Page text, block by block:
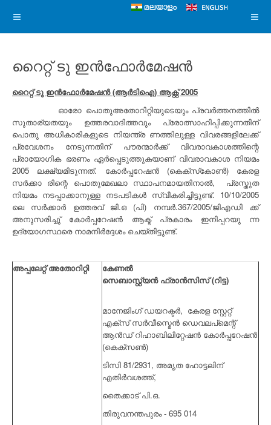
റൈറ്റ് ടു ഇൻഫോർമേഷൻ
റൈറ്റ് ടു ഇൻഫോർമേഷൻ (ആർടിഐ) ആക്റ്റ്2005
ഓരോ പൊതുഅതോറിറ്റിയുടെയും പ്രവർത്തനത്തിൽ
സുതാര്യതയും ഉത്തരവാദിത്തവും പ്രോത്സാഹിപ്പിക്കുന്നതിന്
പൊതു അധികാരികളുടെ നിയന്ത്ര ണത്തിലുള്ള വിവരങ്ങളിലേക്ക്
പ്രവേശനം നേടുന്നതിന് പൗരന്മാർക്ക് വിവരാവകാശത്തിന്റെ
പ്രായോഗിക ഭരണം ഏർപ്പെടുത്തുകയാണ് വിവരാവകാശ നിയമം
2005 ലക്ഷ്യമിടുന്നത്. കോർപ്പറേഷൻ (കെക്‌സ്‌കോൺ) കേരള
സർക്കാ രിന്റെ പൊതുമേഖലാ സ്ഥാപനമായതിനാൽ, പ്രസ്തുത
നിയമം നടപ്പാക്കാനുള്ള നടപടികൾ സ്വീകരിച്ചിട്ടുണ്ട്. 10/10/2005
ലെ സർക്കാർ ഉത്തരവ് ജി‌.ഒ (പി) നമ്പർ.367/2005/ജി‌എഡി ക്ക്
അനുസരിച്ചു് കോർപ്പറേഷൻ ആക്ട് പ്രകാരം ഇനിപ്പറയു ന്ന
ഉദ്യോഗസ്ഥരെ നാമനിർദ്ദേശം ചെയ്തിട്ടുണ്ട്.
അപ്പലേറ്റ് അതോറിറ്റി
കേണൽ
സെബാസ്റ്റ്യൻ ഫ്രാൻസിസ്(റിട്ട)
മാനേജിംഗ് ഡയറക്ടർ, കേരള സ്റ്റേറ്റ്
എക്സ് സർവീസ്മെൻ ഡെവലപ്മെന്റ്
ആൻഡ് റിഹാബിലിറ്റേഷൻ കോർപ്പറേഷൻ
(കെക്സൺ)
ടിസി 81/2931, അമൃത ഹോട്ടലിന്
എതിർവശത്ത്,
തൈക്കാട് പി.ഒ.
തിരുവനന്തപുരം - 695 014